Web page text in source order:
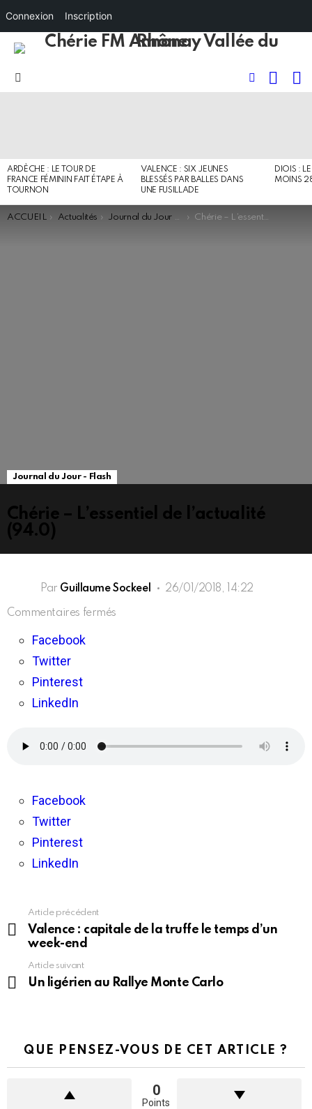
FOLLOW
ARDÈCHE : LE TOUR DE
FRANCE FÉMININ FAIT ÉTAPE À
TOURNON
VALENCE : SIX JEUNES
BLESSÉS PAR BALLES DANS
UNE FUSILLADE
DIOIS :
MOINS
You are here:
ACCUEIL Actualités Journal du Jour - Flash Chérie – L’essentiel de l’actualité (94.0)
Journal du Jour - Flash
Chérie – L’essentiel de l’actualité
(94.0)
Par Guillaume Sockeel 26/01/2018, 14:22
Commentaires fermés
Facebook
Twitter
Pinterest
LinkedIn
Facebook
Twitter
Pinterest
LinkedIn
voir
Article précédent
Valence : capitale de la truffe le temps d’un
week-end
Article suivant
Un ligérien au Rallye Monte Carlo
QUE PENSEZ-VOUS DE CET ARTICLE ?
0
Points
Connexion Inscription